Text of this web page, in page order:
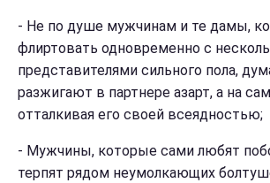
- Не по душе мужчинам и те дамы,
флиртовать одновременно с
представителями сильного пола,
разжигают в партнере азарт, а на
отталкивая его своей всеядностью;
- Мужчины, которые сами любят
терпят рядом неумолкающих